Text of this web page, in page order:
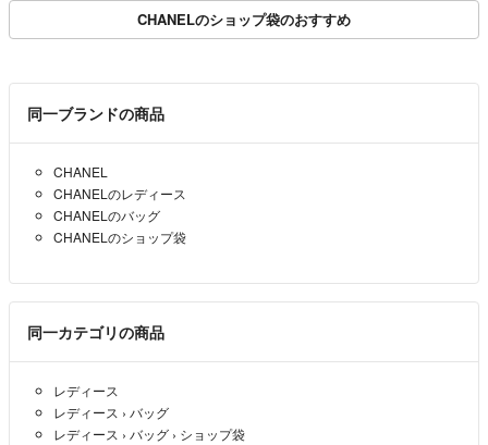
CHANELのショップ袋のおすすめ
同一ブランドの商品
CHANEL
CHANELのレディース
CHANELのバッグ
CHANELのショップ袋
同一カテゴリの商品
レディース
レディース › バッグ
レディース › バッグ › ショップ袋